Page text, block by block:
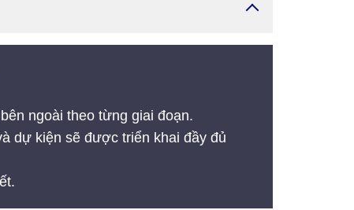
ngoài theo từng giai đoạn.
dự kiện sẽ được triển khai đầy đủ